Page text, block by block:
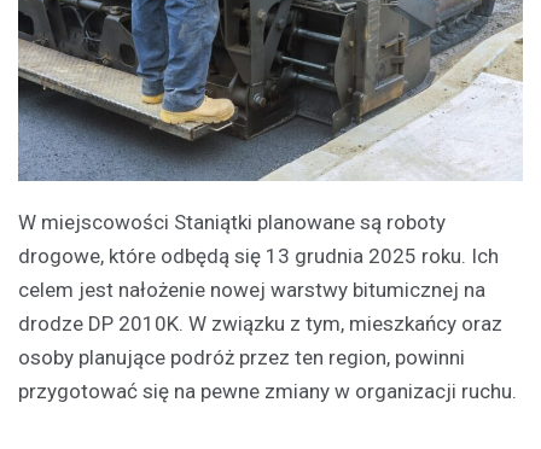
W miejscowości Staniątki planowane są roboty
drogowe, które odbędą się 13 grudnia 2025 roku. Ich
celem jest nałożenie nowej warstwy bitumicznej na
drodze DP 2010K. W związku z tym, mieszkańcy oraz
osoby planujące podróż przez ten region, powinni
przygotować się na pewne zmiany w organizacji ruchu.